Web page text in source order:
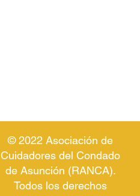
© 2022 Asociación de
Cuidadores del Condado
de Asunción (RANCA).
Todos los derechos